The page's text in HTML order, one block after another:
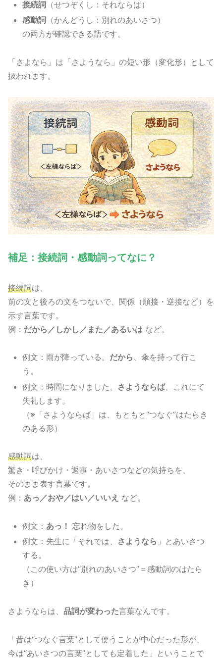
接続詞 （せつぞくし：それならば）
感動詞 （かんどうし：別れのあいさつ）
の両方が確認できる語です。
「さよなら」は「さようなら」の短い形（変化形）として
扱われます。
補足：接続詞・感動詞ってなに？
接続詞は、
前の文と後ろの文をつないで、関係（順接・逆接など）を
示す言葉です。
例： だから／しかし／また／あるいは など。
例文：雨が降っている。 だから 、傘を持って行こ
う。
例文：時間になりました。 さようならば、これにて
失礼します。
（※「さようならば」は、もともと“つなぐ”はたらき
のある形）
感動詞は、
驚き・呼びかけ・返事・あいさつなどの気持ちを、
そのまま表す言葉です。
例： あっ／おや／はい／いいえ など。
例文： あっ！ 忘れ物をした。
例文：先生に「それでは、 さようなら 」とあいさつ
する。
（この使い方は“別れのあいさつ”＝感動詞のはたら
き）
さようならは、 品詞が変わった言葉なんです。
「昔は“つなぐ言葉”として使うことが中心だった形が、
今は“あいさつの言葉”としても定着した」ということで